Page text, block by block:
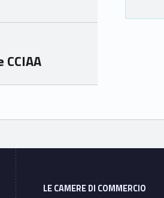
LE CAMERE DI COMMERCIO